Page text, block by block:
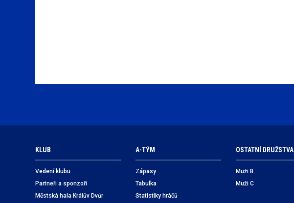
KLUB
Vedení klubu
Partneři a sponzoři
Městská hala Králův Dvůr
A-TÝM
Zápasy
Tabulka
Statistiky hráčů
OSTATNÍ DRUŽSTVA
Muži B
Muži C